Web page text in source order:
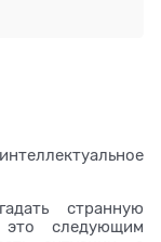
странную
это следующим